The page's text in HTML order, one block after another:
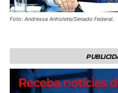
Foto: Andressa Anholete/Senado Federal.